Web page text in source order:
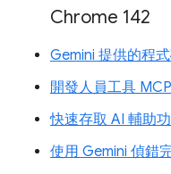
Chrome 142
Gemini 提供的程
開發人員工具
快速存取 AI 輔助
使用 Gemini 偵錯